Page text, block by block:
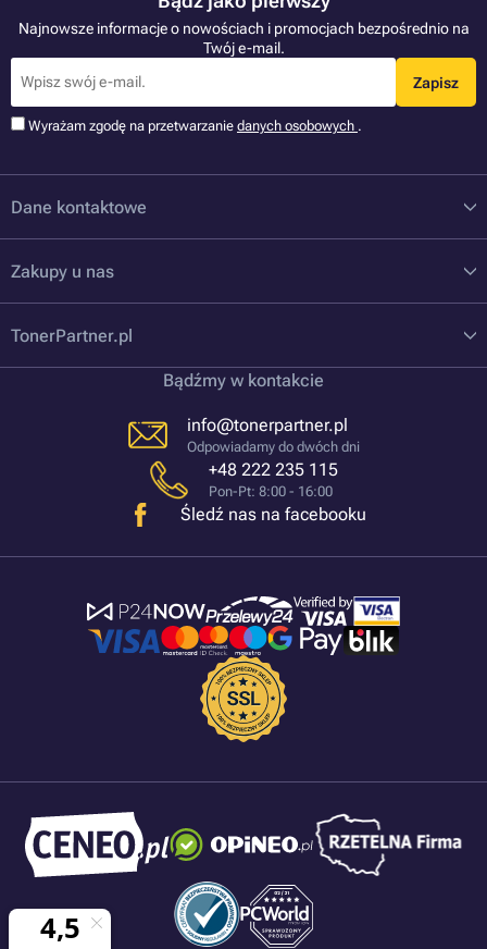
Najnowsze informacje o nowościach i promocjach bezpośrednio na
Twój e-mail.
Zapisz
Wyrażam zgodę na przetwarzanie danych osobowych .
Dane kontaktowe
Zakupy u nas
TonerPartner.pl
Bądźmy w kontakcie
info@tonerpartner.pl
Odpowiadamy do dwóch dni
+48 222 235 115
Pon-Pt: 8:00 - 16:00
Śledź nas na facebooku